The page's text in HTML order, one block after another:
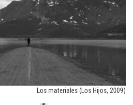
Los materiales (Los Hijos, 2009)